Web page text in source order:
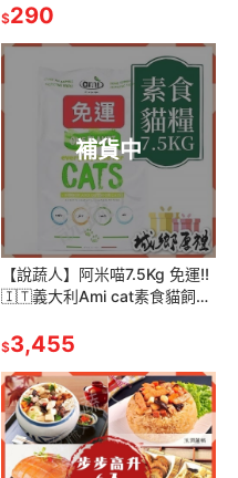
部粽/粽子/栗子粽/送禮
$290
補貨中
【說蔬人】阿米喵7.5Kg 免運!!
🇮🇹義大利Ami cat素食貓飼
飼免運!!/飼料
$3,455